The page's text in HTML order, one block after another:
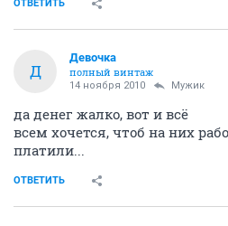
ОТВЕТИТЬ
Д
Девочка
полный винтаж
14 ноября 2010 Мужик
да денег жалко, вот и всё
всем хочется, чтоб на них
платили...
ОТВЕТИТЬ